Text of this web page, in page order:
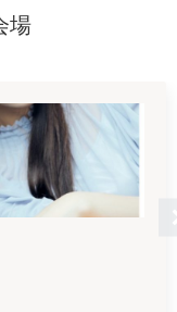
場